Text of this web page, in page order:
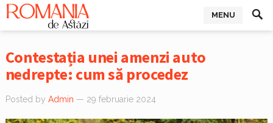
MENU
Contestația unei amenzi auto
nedrepte: cum să procedez
Posted by Admin — 29 februarie 2024